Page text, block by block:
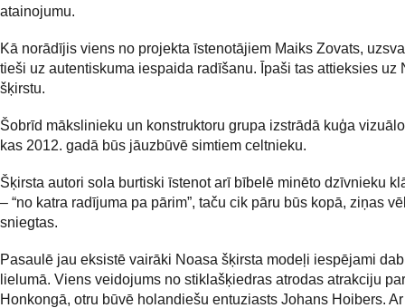
atainojumu.
Kā norādījis viens no projekta īstenotājiem Maiks Zovats,
tieši uz autentiskuma iespaida radīšanu. Īpaši tas attieksies uz
šķirstu.
Šobrīd mākslinieku un konstruktoru grupa izstrādā kuģa
kas 2012. gadā būs jāuzbūvē simtiem celtnieku.
Šķirsta autori sola burtiski īstenot arī bībelē minēto dzīvnieku
– “no katra radījuma pa pārim”, taču cik pāru būs kopā, ziņas
sniegtas.
Pasaulē jau eksistē vairāki Noasa šķirsta modeļi iespējami
lielumā. Viens veidojums no stiklašķiedras atrodas atrakciju
Honkongā, otru būvē holandiešu entuziasts Johans Hoibers.